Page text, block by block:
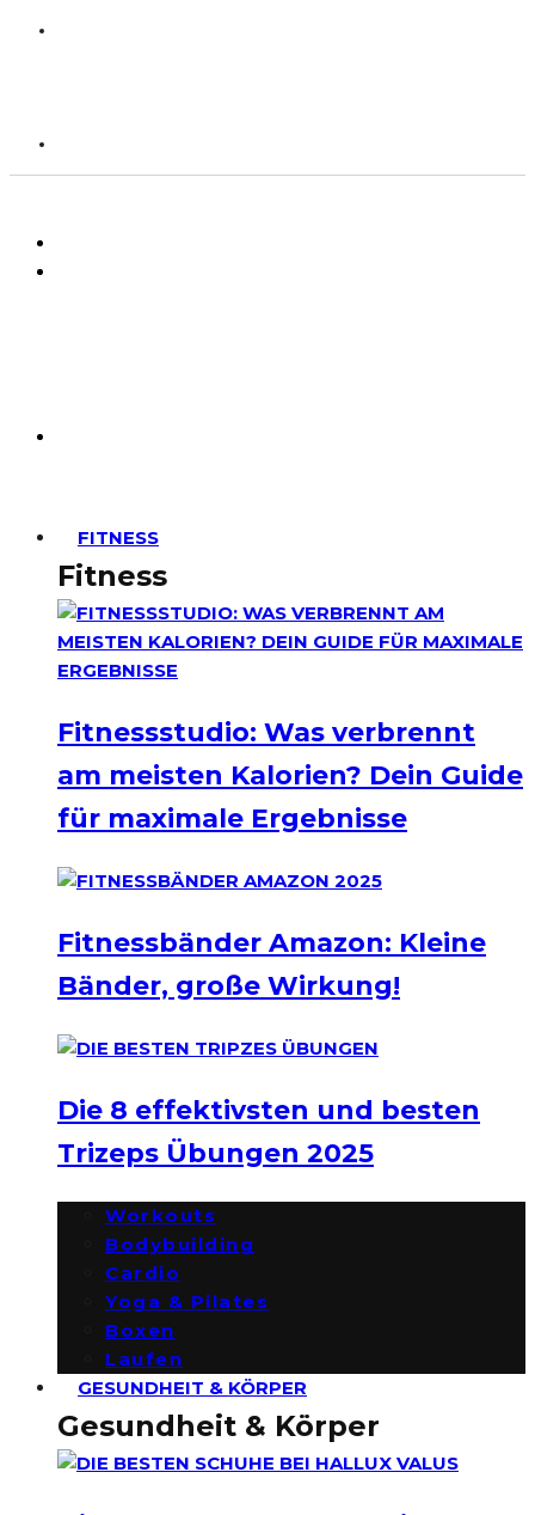
FITNESS
Fitness
Fitnessstudio: Was verbrennt
am meisten Kalorien? Dein Guide
für maximale Ergebnisse
Fitnessbänder Amazon: Kleine
Bänder, große Wirkung!
Die 8 effektivsten und besten
Trizeps Übungen 2025
Workouts
Bodybuilding
Cardio
Yoga & Pilates
Boxen
Laufen
GESUNDHEIT & KÖRPER
Gesundheit & Körper